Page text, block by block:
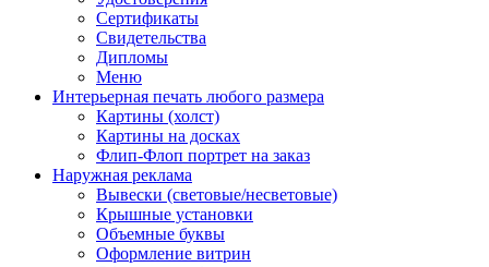
Сертификаты
Свидетельства
Дипломы
Меню
Интерьерная печать любого размера
Картины (холст)
Картины на досках
Флип-Флоп портрет на заказ
Наружная реклама
Вывески (световые/несветовые)
Крышные установки
Объемные буквы
Оформление витрин